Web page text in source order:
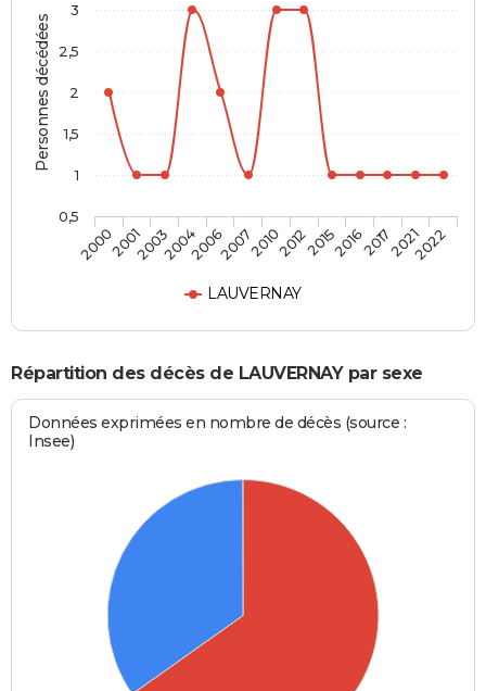
Personnes décédées
LAUVERNAY
2000200120032004200620072010201220152016201720212022
0,5
1
1,5
2
2,5
3
Répartition des décès de LAUVERNAY par sexe
Données exprimées en nombre de décès (source :
Insee)